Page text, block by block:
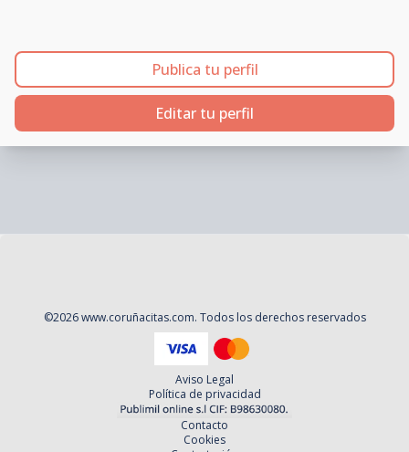
Publica tu perfil
Editar tu perfil
©2026 www.coruñacitas.com. Todos los derechos reservados
Aviso Legal
Política de privacidad
Contacto
Cookies